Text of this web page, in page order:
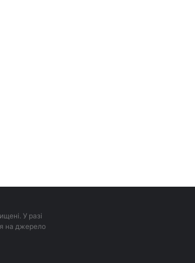
У разі
на джерело